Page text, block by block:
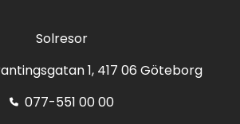
Solresor
1, 417 06 Göteborg
077-551 00 00